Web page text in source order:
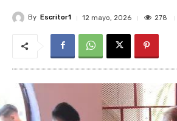
By Escritor1 12 mayo, 2026 278